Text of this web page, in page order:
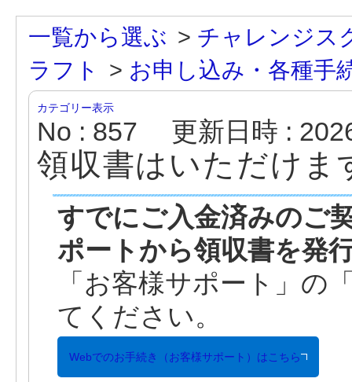
一覧から選ぶ > チャレンジス
ラフト
> お申し込み・各種手
カテゴリー表示
No : 857 更新日時 :
領収書はいただけま
すでにご入金済みのご
ポートから領収書を発
「お客様サポート」の
てください。
Webでのお手続き（お客様サポート）はこちら